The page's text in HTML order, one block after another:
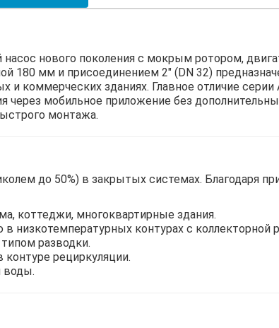
нового поколения с мокрым ротором,
180 мм и присоединением 2" (DN 32)
коммерческих зданиях. Главное отличие серии
через мобильное приложение без
монтажа.
до 50%) в закрытых системах. Благодаря
коттеджи, многоквартирные здания.
низкотемпературных контурах с коллекторной
разводки.
рециркуляции.
воды.